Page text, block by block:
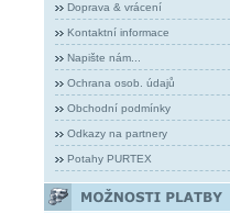
Doprava & vrácení
Kontaktní informace
Napište nám...
Ochrana osob. údajů
Obchodní podmínky
Odkazy na partnery
Potahy PURTEX